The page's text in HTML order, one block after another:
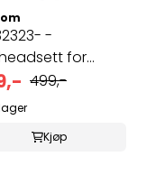
-
for
hørselsvern. ...
499,-
Kjøp